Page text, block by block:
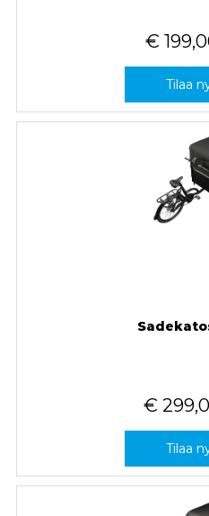
€
Tilaa
€
Tilaa